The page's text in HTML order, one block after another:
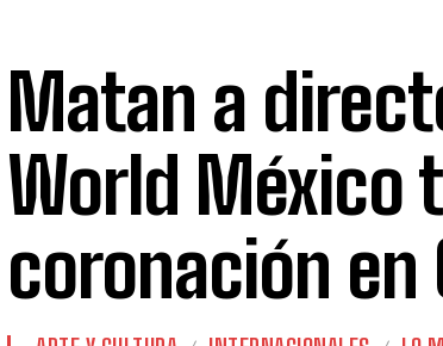
Matan a
World México
coronación en